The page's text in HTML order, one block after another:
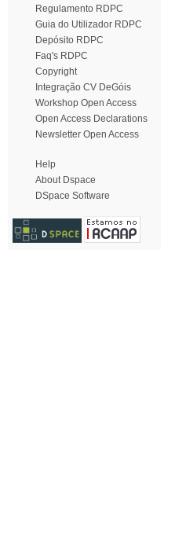
Regulamento RDPC
Guia do Utilizador RDPC
Depósito RDPC
Faq's RDPC
Copyright
Integração CV DeGóis
Workshop Open Access
Open Access Declarations
Newsletter Open Access
Help
About Dspace
DSpace Software